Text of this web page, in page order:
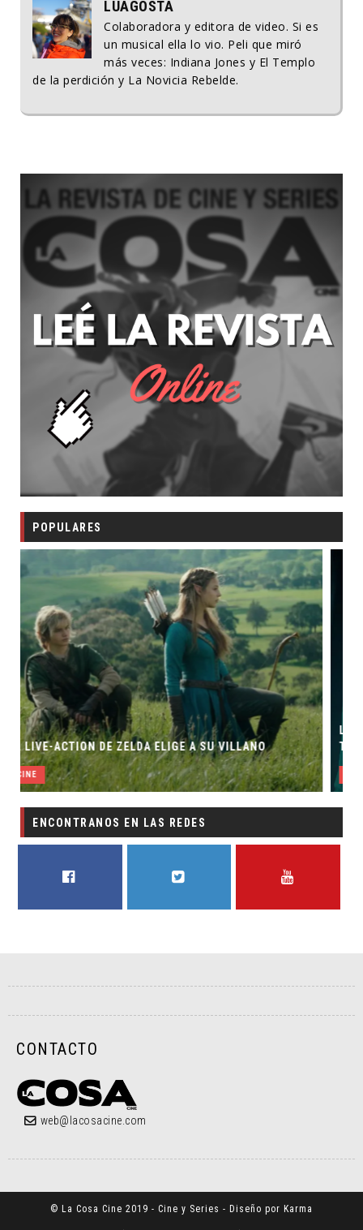
LUAGOSTA
Colaboradora y editora de video. Si es
un musical ella lo vio. Peli que miró
más veces: Indiana Jones y El Templo
de la perdición y La Novicia Rebelde.
POPULARES
ELIGE A SU VILLANO
LA NOCHE DEL
TRAILER FINAL
CINE
ENCONTRANOS EN LAS REDES
CONTACTO
web@lacosacine.com
© La Cosa Cine 2019 - Cine y Series - Diseño por Karma